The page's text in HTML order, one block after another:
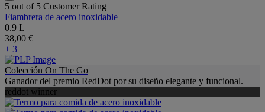
5 out of 5 Customer Rating
Fiambrera de acero inoxidable
0.9 L
38,00 €
+ 3
Colección On The Go
Ganador del premio RedDot por su diseño elegante y funcional.
reddot winner